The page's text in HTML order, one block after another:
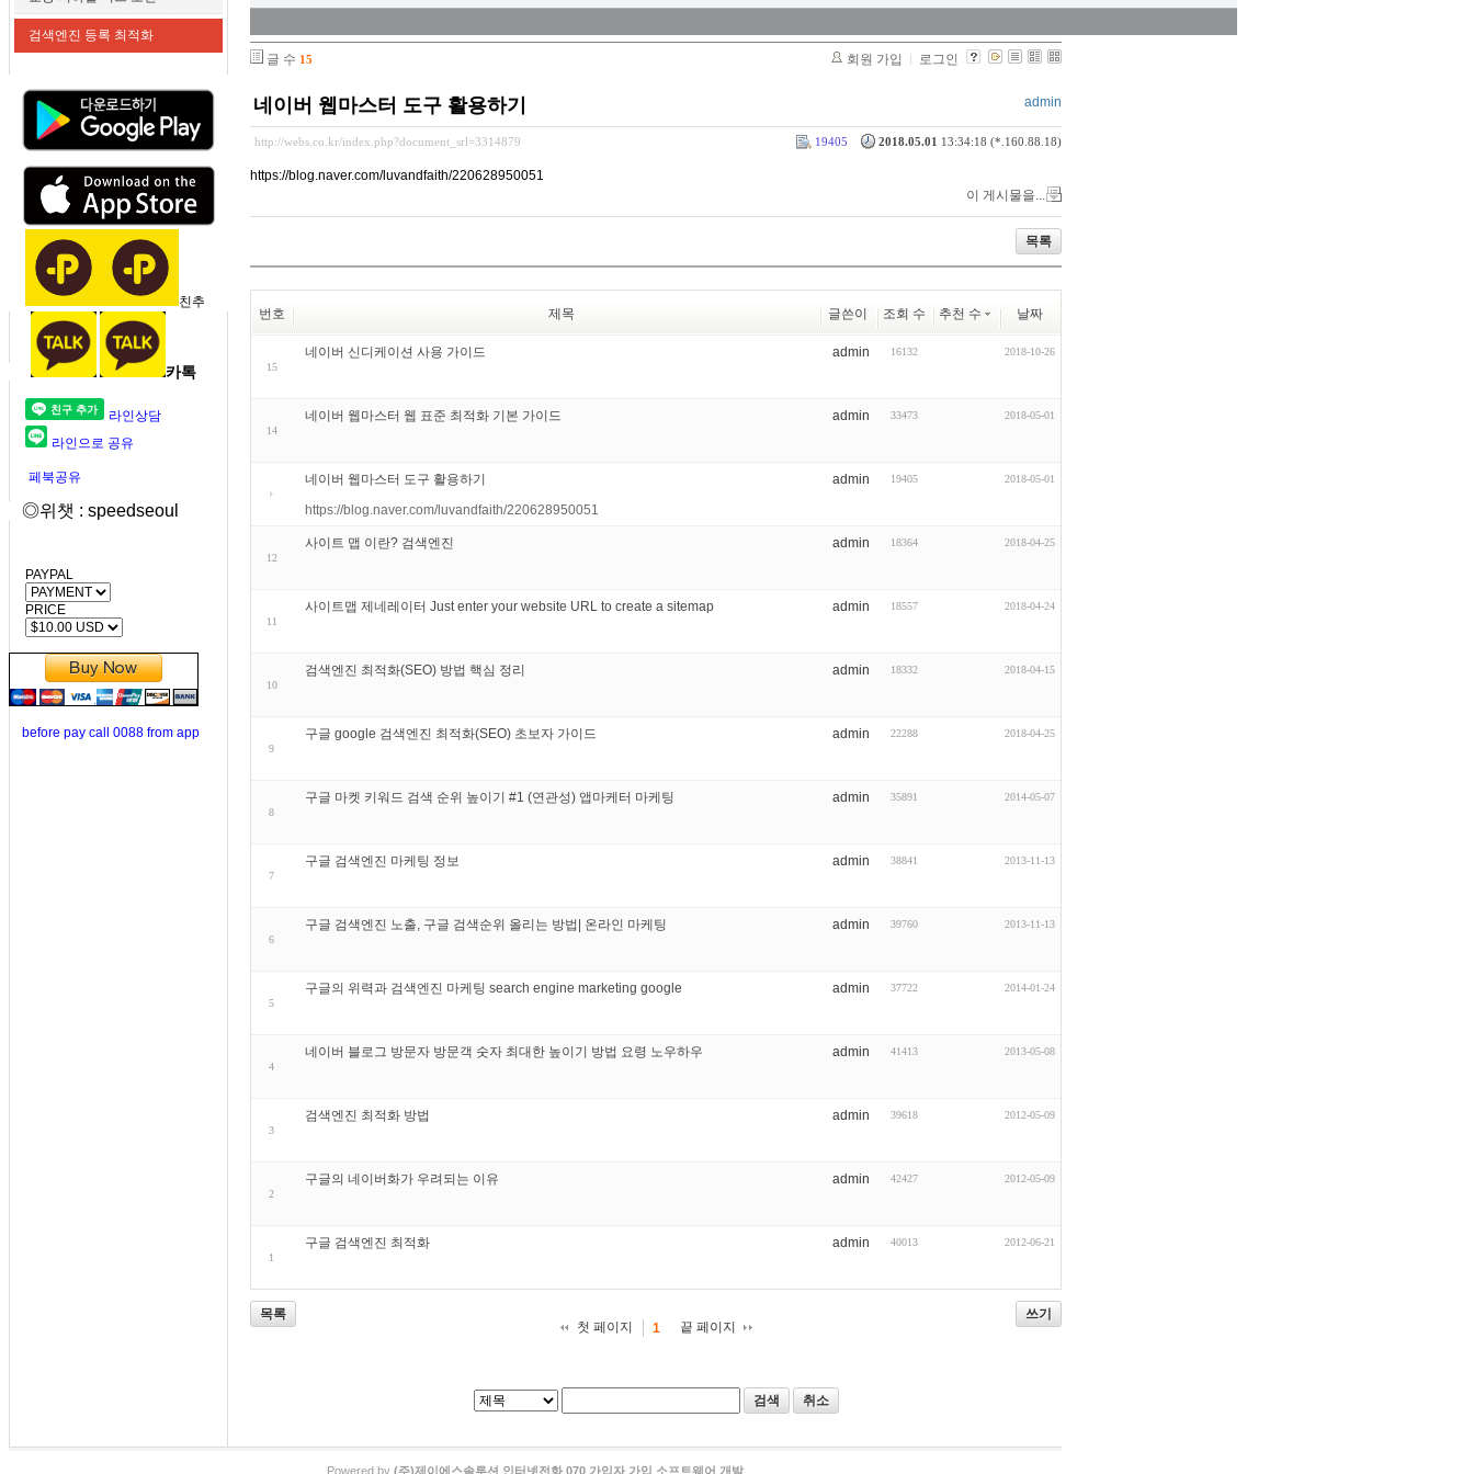
검색엔진 등록 최적화
친추
카톡
라인상담
라인으로 공유
페북공유
◎위챗 : speedseoul
PAYPAL
PRICE
before pay call 0088 from app
글 수 15 회원 가입 로그인
네이버 웹마스터 도구 활용하기 admin
http://webs.co.kr/index.php?document_srl=3314879 2018.05.01 13:34:18 (*.160.88.18)
19405
https://blog.naver.com/luvandfaith/220628950051
이 게시물을...
목록
번호 제목 글쓴이 조회 수 추천 수 날짜
15
네이버 신디케이션 사용 가이드 admin 16132 2018-10-26
14
네이버 웹마스터 웹 표준 최적화 기본 가이드 admin 33473 2018-05-01
네이버 웹마스터 도구 활용하기 admin 19405 2018-05-01
https://blog.naver.com/luvandfaith/220628950051
12
사이트 맵 이란? 검색엔진 admin 18364 2018-04-25
11
사이트맵 제네레이터 Just enter your website URL to create a sitemap admin 18557 2018-04-24
10
검색엔진 최적화(SEO) 방법 핵심 정리 admin 18332 2018-04-15
9
구글 google 검색엔진 최적화(SEO) 초보자 가이드 admin 22288 2018-04-25
8
구글 마켓 키워드 검색 순위 높이기 #1 (연관성) 앱마케터 마케팅 admin 35891 2014-05-07
7
구글 검색엔진 마케팅 정보 admin 38841 2013-11-13
6
구글 검색엔진 노출, 구글 검색순위 올리는 방법| 온라인 마케팅 admin 39760 2013-11-13
5
구글의 위력과 검색엔진 마케팅 search engine marketing google admin 37722 2014-01-24
4
네이버 블로그 방문자 방문객 숫자 최대한 높이기 방법 요령 노우하우 admin 41413 2013-05-08
3
검색엔진 최적화 방법 admin 39618 2012-05-09
2
구글의 네이버화가 우려되는 이유 admin 42427 2012-05-09
1
구글 검색엔진 최적화 admin 40013 2012-06-21
목록
쓰기
첫 페이지
1 끝 페이지
검색 취소
Powered by (주)제이에스솔루션 인터넷전화 070 가입자 가입 소프트웨어 개발